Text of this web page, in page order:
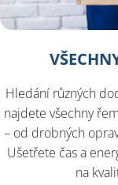
Hledání různých
najdete všechny
– od drobných
Ušetřete čas a
na